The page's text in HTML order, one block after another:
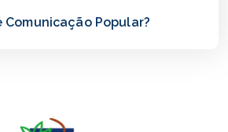
Comunicação Popular?